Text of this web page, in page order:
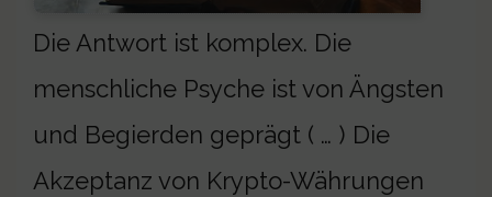
Die Antwort ist komplex. Die
menschliche Psyche ist von Ängsten
und Begierden geprägt ( … ) Die
Akzeptanz von Krypto-Währungen